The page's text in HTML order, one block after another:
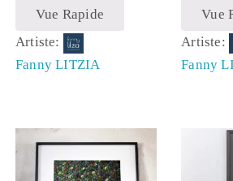
Vue Rapide
Artiste:
Fanny LITZIA
Vue
Artiste:
Fanny